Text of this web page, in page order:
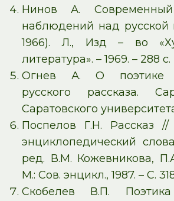
Нинов А.
наблюдений над русской
1966). Л., Изд – во
литература». – 1969. – 288 с.
Огнев А. О поэтике
русского рассказа.
Саратовского
Поспелов Г.Н. Рассказ //
энциклопедический
ред. В.М. Кожевникова,
М.: Сов. энцикл., 1987. – С.
Скобелев В.П.